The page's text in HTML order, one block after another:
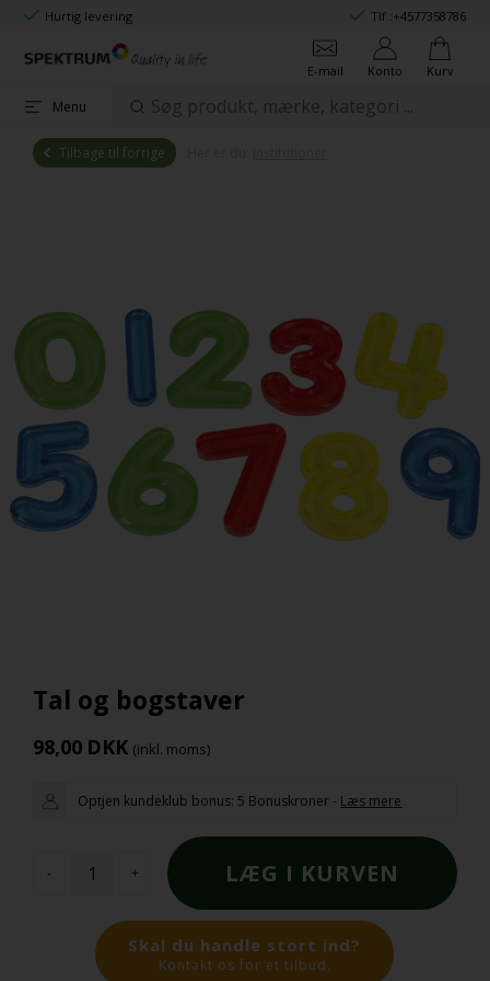
Hurtig levering Tlf.:+4577358786
E-mail Konto Kurv
Menu
Tilbage til forrige
Tal og bogstaver
98,00 DKK (inkl. moms)
Optjen kundeklub bonus: 5 Bonuskroner - Læs mere
- +
Skal du handle stort ind?
Kontakt os for et tilbud.